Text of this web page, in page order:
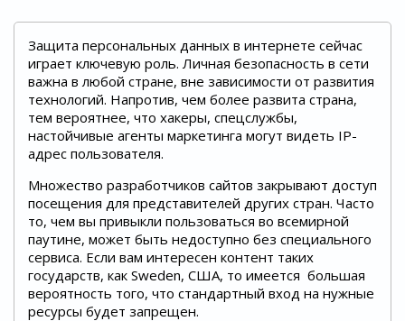
Защита персональных данных в интернете сейчас
играет ключевую роль. Личная безопасность в сети
важна в любой стране, вне зависимости от развития
технологий. Напротив, чем более развита страна,
тем вероятнее, что хакеры, спецслужбы,
настойчивые агенты маркетинга могут видеть IP-
адрес пользователя.
Множество разработчиков сайтов закрывают доступ
посещения для представителей других стран. Часто
то, чем вы привыкли пользоваться во всемирной
паутине, может быть недоступно без специального
сервиса. Если вам интересен контент таких
государств, как Sweden, США, то имеется большая
вероятность того, что стандартный вход на нужные
ресурсы будет запрещен.